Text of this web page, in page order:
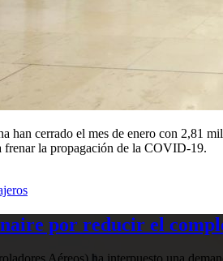
han cerrado el mes de enero con 2,81
frenar la propagación de la COVID-19.
por reducir el